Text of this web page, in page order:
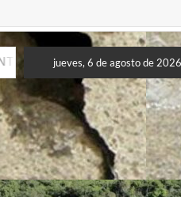
Incursión militar en la
Incursión militar en la
jueves, 6 de agosto de 2026